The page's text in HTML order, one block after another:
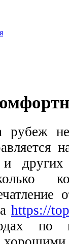
не
других
https://
по